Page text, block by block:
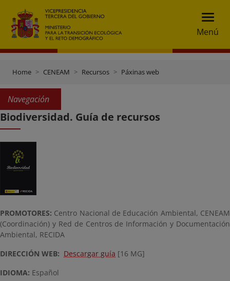
Menú
Home CENEAM Recursos Páxinas web
Navegación
Biodiversidad. Guía de recursos
PROMOTORES: Centro Nacional de Educación Ambiental, CENEAM
(Coordinación) y Red de Centros de Información y Documentación
Ambiental, RECIDA
DIRECCIÓN WEB: Descargar guía [16 MG]
IDIOMA: Español